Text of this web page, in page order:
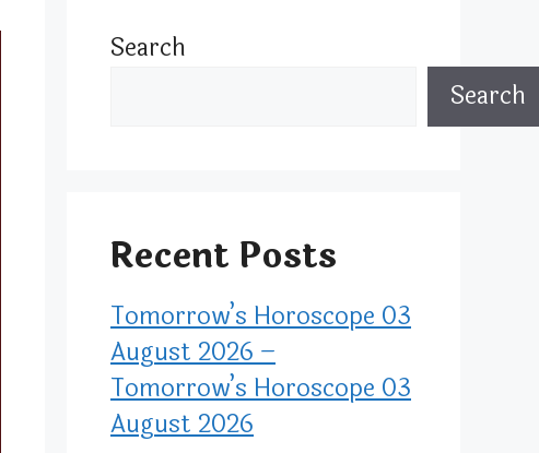
Search
Search
Recent Posts
Tomorrow’s Horoscope 03
August 2026 –
Tomorrow’s Horoscope 03
August 2026